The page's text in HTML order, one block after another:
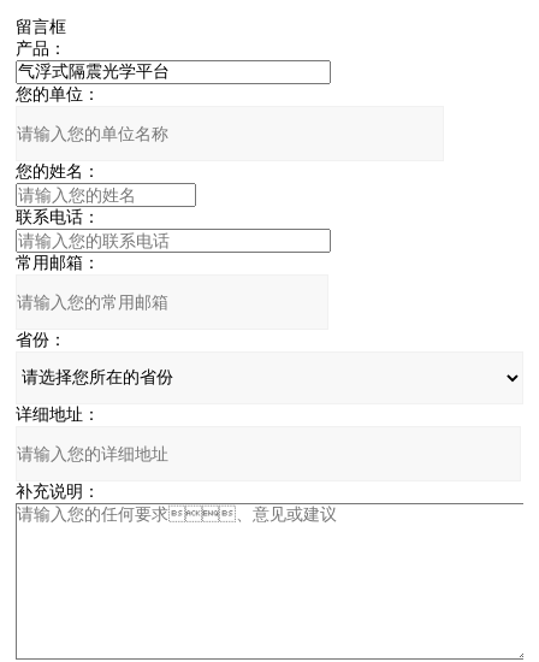
留言框
产品：
您的单位：
您的姓名：
联系电话：
常用邮箱：
省份：
详细地址：
补充说明：